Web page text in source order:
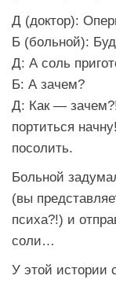
Д (доктор):
Б (больной):
Д: А соль
Б: А зачем?
Д: Как —
портиться
посолить.
Больной
(вы
психа?!) и
соли…
У этой истории